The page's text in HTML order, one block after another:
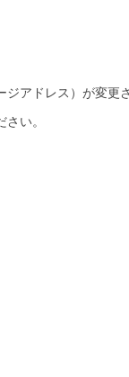
アドレス）が変更
い。